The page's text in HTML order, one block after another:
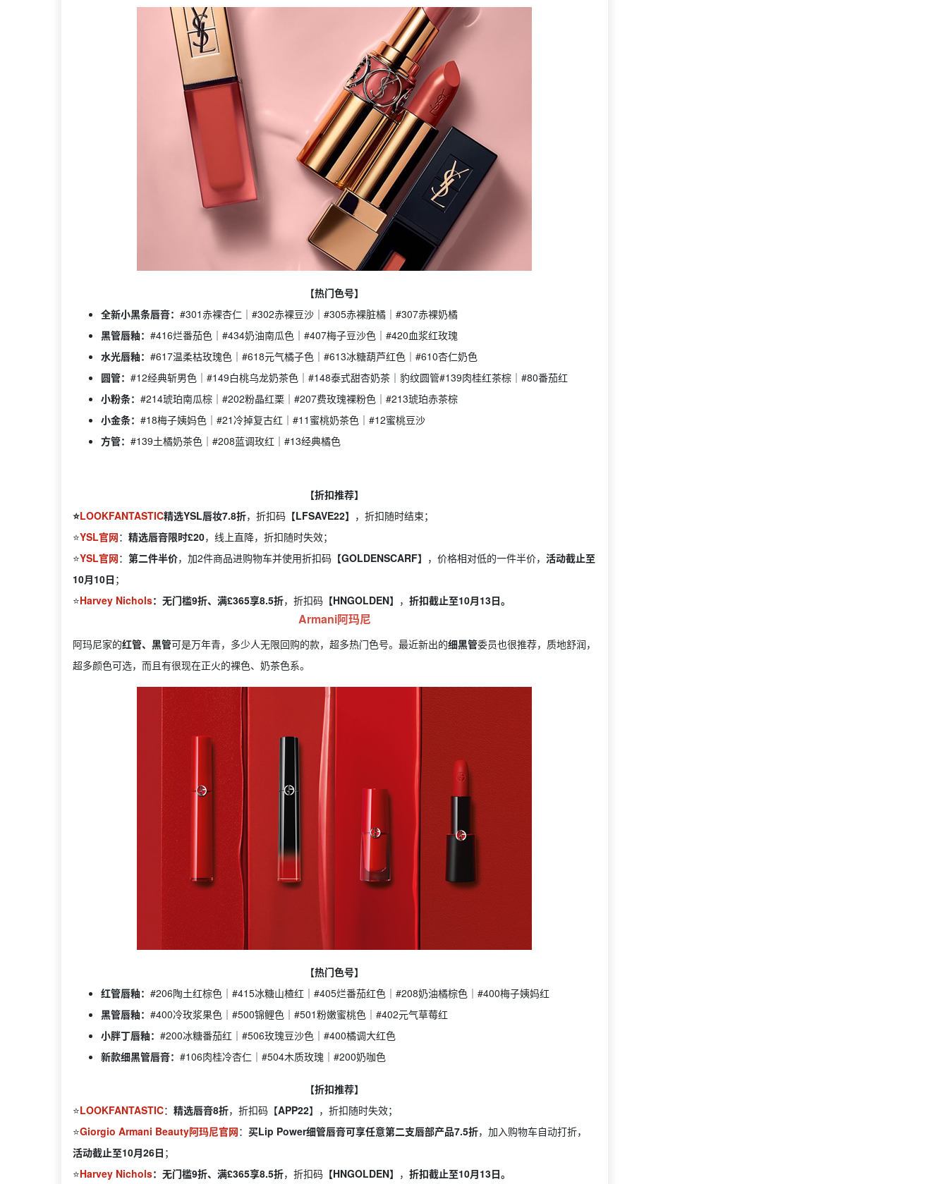
【热门色号】
全新小黑条唇膏： #301赤裸杏仁｜#302赤裸豆沙｜#305赤裸脏橘｜#307赤裸奶橘
黑管唇釉： #416烂番茄色｜#434奶油南瓜色｜#407梅子豆沙色｜#420血浆红玫瑰
水光唇釉： #617温柔枯玫瑰色｜#618元气橘子色｜#613冰糖葫芦红色｜#610杏仁奶色
圆管： #12经典斩男色｜#149白桃乌龙奶茶色｜#148泰式甜杏奶茶｜豹纹圆管#139肉桂红茶棕｜#80番茄红
小粉条： #214琥珀南瓜棕｜#202粉晶红栗｜#207费玫瑰裸粉色｜#213琥珀赤茶棕
小金条： #18梅子姨妈色｜#21冷掉复古红｜#11蜜桃奶茶色｜#12蜜桃豆沙
方管： #139土橘奶茶色｜#208蓝调玫红｜#13经典橘色
【折扣推荐】
⭐️LOOKFANTASTIC精选YSL唇妆7.8折，折扣码 【LFSAVE22】 ，折扣随时结束；
⭐️YSL官网： 精选唇膏限时£20，线上直降，折扣随时失效；
⭐️YSL官网： 第二件半价，加2件商品进购物车并使用折扣码 【GOLDENSCARF】 ，价格相对低的一件半价， 活动截止至
10月10日 ；
⭐️Harvey Nichols：无门槛9折、满£365享8.5折，折扣码 【HNGOLDEN】 ， 折扣截止至10月13日。
Armani阿玛尼
阿玛尼家的红管、黑管可是万年青，多少人无限回购的款，超多热门色号。最近新出的细黑管委员也很推荐，质地舒润，
超多颜色可选，而且有很现在正火的裸色、奶茶色系。
【热门色号】
红管唇釉： #206陶土红棕色｜#415冰糖山楂红｜#405烂番茄红色｜#208奶油橘棕色｜#400梅子姨妈红
黑管唇釉： #400冷玫浆果色｜#500锦鲤色｜#501粉嫩蜜桃色｜#402元气草莓红
小胖丁唇釉： #200冰糖番茄红｜#506玫瑰豆沙色｜#400橘调大红色
新款细黑管唇膏： #106肉桂冷杏仁｜#504木质玫瑰｜#200奶咖色
【折扣推荐】
⭐️LOOKFANTASTIC： 精选唇膏8折，折扣码【APP22】，折扣随时失效；
⭐️Giorgio Armani Beauty阿玛尼官网： 买Lip Power细管唇膏可享任意第二支唇部产品7.5折，加入购物车自动打折，
活动截止至10月26日 ；
⭐️Harvey Nichols：无门槛9折、满£365享8.5折，折扣码 【HNGOLDEN】 ， 折扣截止至10月13日。